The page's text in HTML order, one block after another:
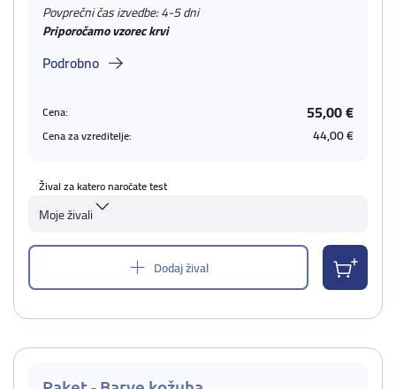
Povprečni čas izvedbe: 4-5 dni
Priporočamo vzorec krvi
Podrobno
Cena: 55,00 €
Cena za vzreditelje: 44,00 €
Žival za katero naročate test
Moje živali
Dodaj žival